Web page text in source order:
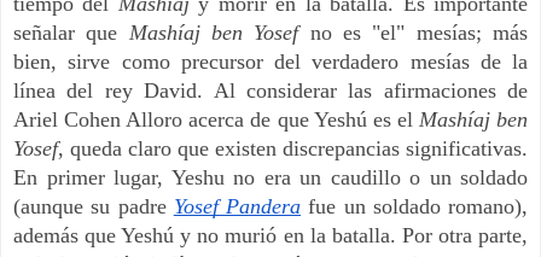
señalar que Mashíaj ben Yosefno es "el" mesías; más
bien, sirve como precursor del verdadero mesías de la
línea del rey David. Al considerar las afirmaciones de
Ariel Cohen Alloro acerca de que Yeshú es el Mashíaj ben
Yosef, queda claro que existen discrepancias significativas.
En primer lugar, Yeshu no era un caudillo o un soldado
(aunque su padre Yosef Pandera fue un soldado romano),
además que Yeshú y no murió en la batalla. Por otra parte,